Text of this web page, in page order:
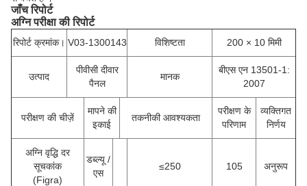
जाँच रिपोर्ट
अग्नि परीक्षा की रिपोर्ट
रिपोर्ट क्रमांक। V03-1300143 विशिष्टता 200 × 10 मिमी
उत्पाद
पीवीसी दीवार
पैनल
मानक
बीएस एन 13501-1:
2007
परीक्षण की चीज़ें
मापने की
इकाई
तकनीकी आवश्यकता
परीक्षण के
परिणाम
व्यक्तिगत
निर्णय
अग्नि वृद्धि दर
सूचकांक
(Figra)
डब्ल्यू /
एस
≤250 105 अनुरूप